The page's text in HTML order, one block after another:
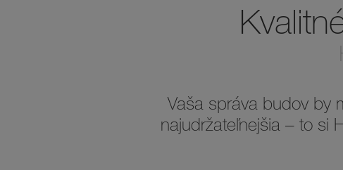
Vaša správa budov by
najudržateľnejšia – to si